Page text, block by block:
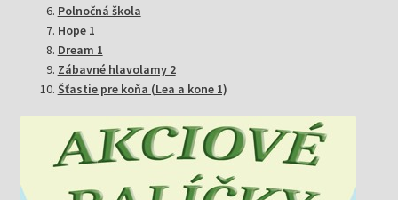
celé plátno! - poponáhľal sa s vysvetlením ocko.
Vyzeral, že má z toho radosť. Ja zo začiatku tiež.
Dokonca som bola super polichotená! Ale
nepochybovala som o tom, že to bude i riadne tvrdé!
Mama Sue mi pridala trochu púdru, tiene na viečka,
červeň na líca, a potom... potom...
Polnočná škola
Hope 1
Dream 1
Zábavné hlavolamy 2
Šťastie pre koňa (Lea a kone 1)